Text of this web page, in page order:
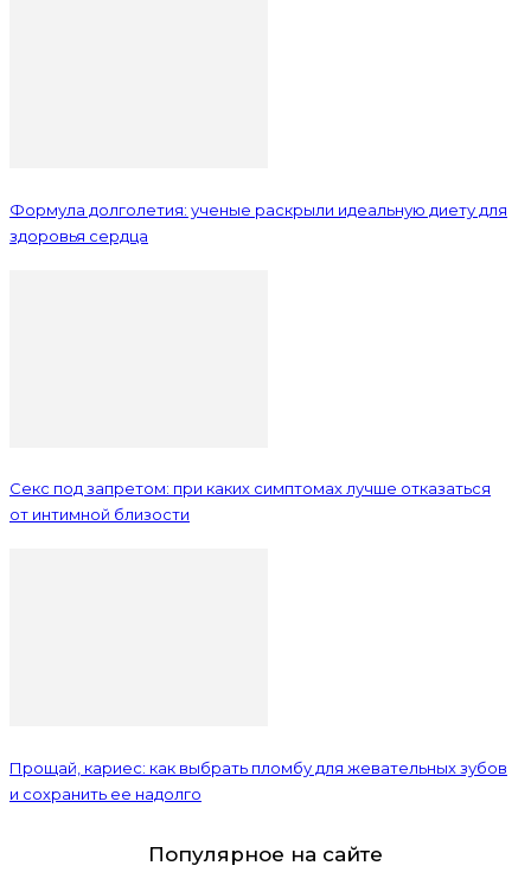
Формула долголетия: ученые раскрыли идеальную диету для
здоровья сердца
Секс под запретом: при каких симптомах лучше отказаться
от интимной близости
Прощай, кариес: как выбрать пломбу для жевательных зубов
и сохранить ее надолго
Популярное на сайте